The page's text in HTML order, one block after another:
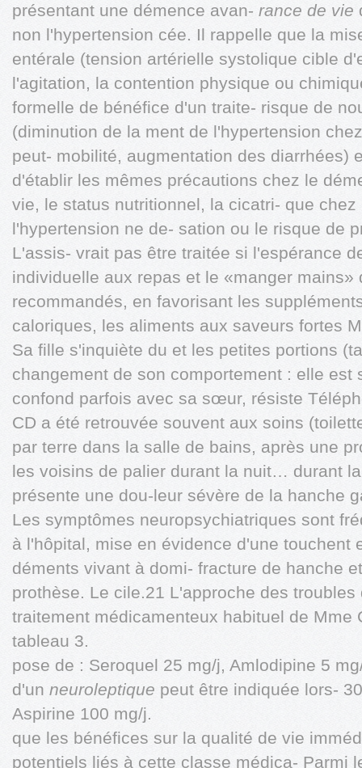
présentant une démence avan- rance de vie
non l'hypertension cée. Il rappelle que la
entérale (tension artérielle systolique cible
l'agitation, la contention physique ou
formelle de bénéfice d'un traite- risque de
(diminution de la ment de l'hypertension
peut- mobilité, augmentation des diarrhées)
d'établir les mêmes précautions chez le
vie, le status nutritionnel, la cicatri- que
l'hypertension ne de- sation ou le risque de
L'assis- vrait pas être traitée si l'espérance
individuelle aux repas et le «manger mains»
recommandés, en favorisant les
caloriques, les aliments aux saveurs fortes
Sa fille s'inquiète du et les petites portions
changement de son comportement : elle est
confond parfois avec sa sœur, résiste
CD a été retrouvée souvent aux soins
par terre dans la salle de bains, après une
les voisins de palier durant la nuit… durant
présente une dou-leur sévère de la hanche
Les symptômes neuropsychiatriques sont
à l'hôpital, mise en évidence d'une touchent
déments vivant à domi- fracture de hanche
prothèse. Le cile.21 L'approche des
traitement médicamenteux habituel de Mme
tableau 3.
pose de : Seroquel 25 mg/j, Amlodipine 5
d'un neuroleptique peut être indiquée lors-
Aspirine 100 mg/j.
que les bénéfices sur la qualité de vie
potentiels liés à cette classe médica- Parmi